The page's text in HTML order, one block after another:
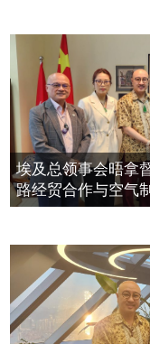
創新，共建共用水
放。“內陸開放合
作，提高開放型經
埃及总领事会晤拿
路经贸合作与空气